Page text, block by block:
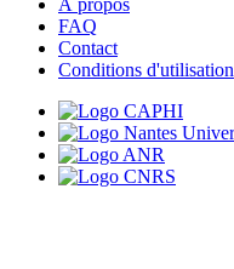
FAQ
Contact
Conditions d'utilisation